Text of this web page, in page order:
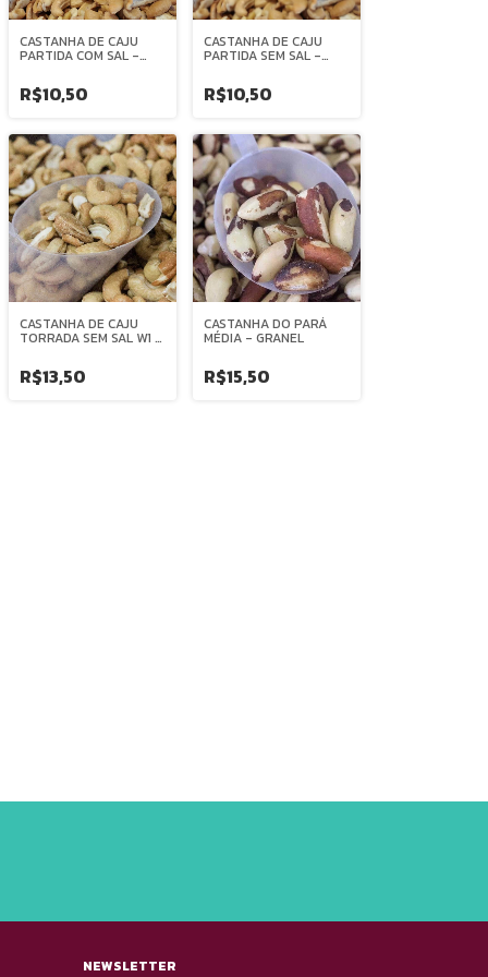
CASTANHA DE CAJU
PARTIDA COM SAL -
R$10,50
CASTANHA DE CAJU
PARTIDA SEM SAL -
R$10,50
CASTANHA DE CAJU
TORRADA SEM SAL W1 -
R$13,50
CASTANHA DO PARÁ
MÉDIA - GRANEL
R$15,50
NEWSLETTER